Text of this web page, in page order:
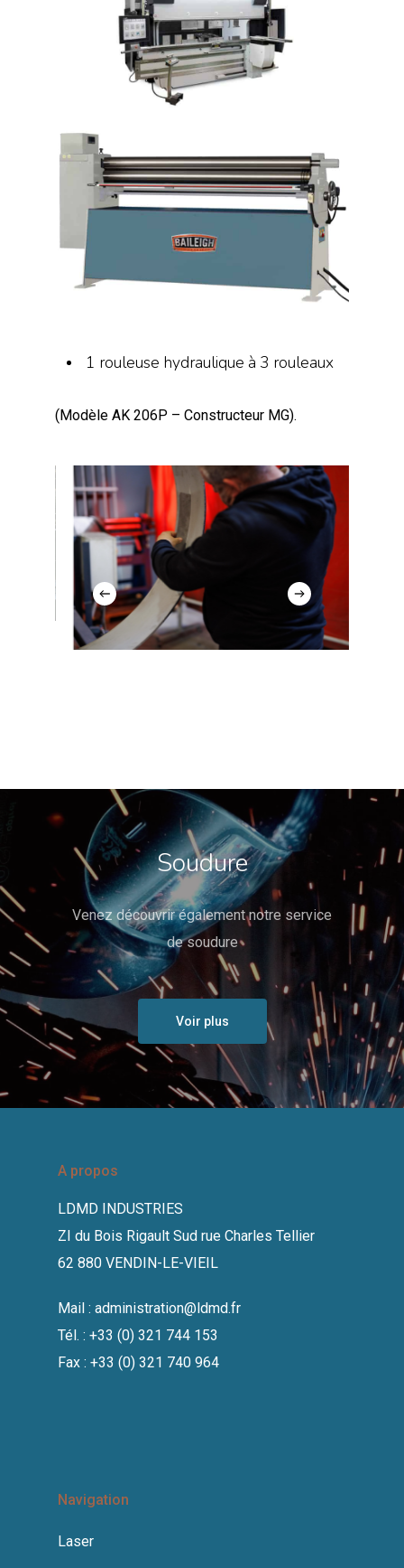
1 rouleuse hydraulique à 3 rouleaux
(Modèle AK 206P – Constructeur MG).
Soudure
Venez découvrir également notre service
de soudure
Voir plus
A propos
LDMD INDUSTRIES
ZI du Bois Rigault Sud rue Charles Tellier
62 880 VENDIN-LE-VIEIL
Mail : administration@ldmd.fr
Tél. : +33 (0) 321 744 153
Fax : +33 (0) 321 740 964
Navigation
Laser